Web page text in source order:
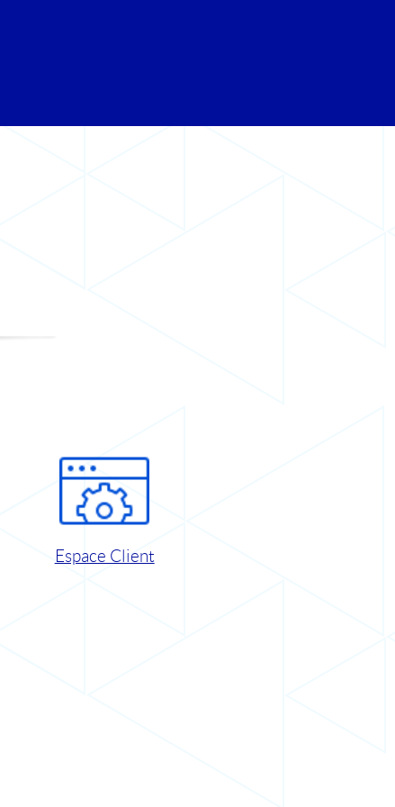
Espace Client